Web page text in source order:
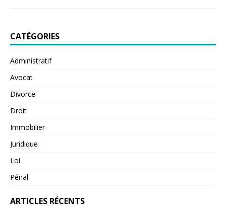
CATÉGORIES
Administratif
Avocat
Divorce
Droit
Immobilier
Juridique
Loi
Pénal
ARTICLES RÉCENTS